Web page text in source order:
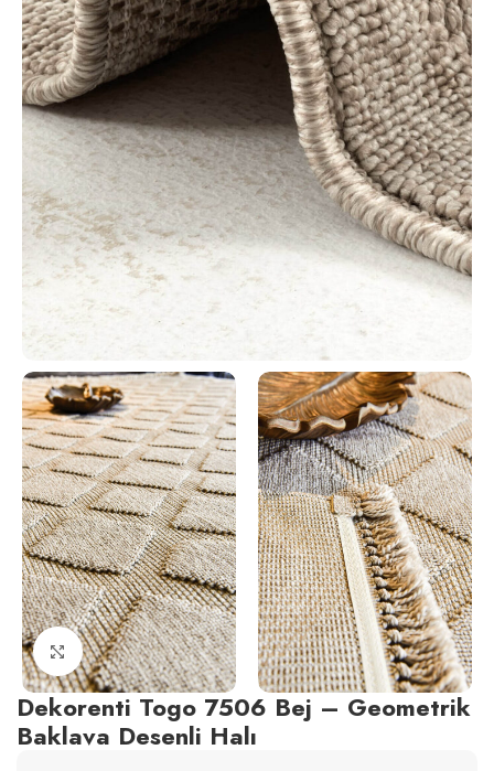
Click to enlarge
Dekorenti Togo 7506 Bej – Geometrik
Baklava Desenli Halı